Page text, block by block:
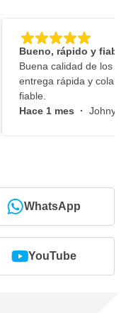
Bueno, rápido y fiable
Buena calidad de los
entrega rápida y
fiable.
Hace 1 mes · Johny,
WhatsApp
YouTube